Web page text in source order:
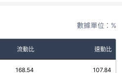
數據單位：%
流動比 速動比
168.54 107.84